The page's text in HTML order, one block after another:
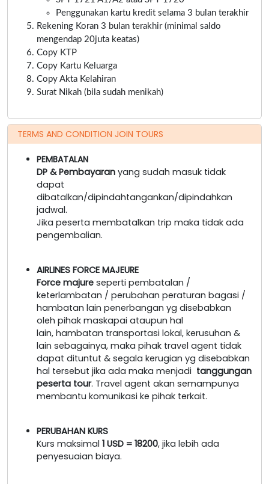
Penggunakan kartu kredit selama 3 bulan terakhir
Rekening Koran 3 bulan terakhir (minimal saldo
mengendap 20juta keatas)
Copy KTP
Copy Kartu Keluarga
Copy Akta Kelahiran
Surat Nikah (bila sudah menikah)
TERMS AND CONDITION JOIN TOURS
PEMBATALAN
DP & Pembayaran yang sudah masuk tidak
dapat
dibatalkan/dipindahtangankan/dipindahkan
jadwal.
Jika peserta membatalkan trip maka tidak ada
pengembalian.
AIRLINES FORCE MAJEURE
Force majure seperti pembatalan /
keterlambatan / perubahan peraturan bagasi /
hambatan lain penerbangan yg disebabkan
oleh pihak maskapai ataupun hal
lain, hambatan transportasi lokal, kerusuhan &
lain sebagainya, maka pihak travel agent tidak
dapat dituntut & segala kerugian yg disebabkan
hal tersebut jika ada maka menjadi tanggungan
peserta tour. Travel agent akan semampunya
membantu komunikasi ke pihak terkait.
PERUBAHAN KURS
Kurs maksimal 1 USD = 18200, jika lebih ada
penyesuaian biaya.